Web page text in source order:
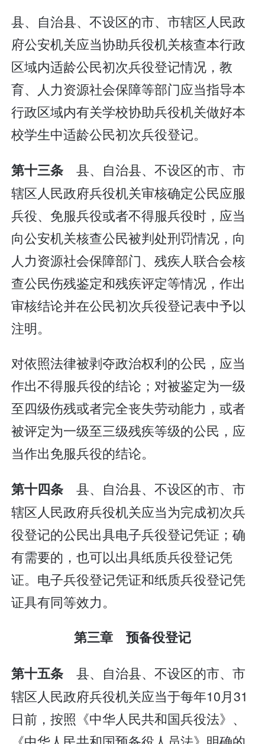
县、自治县、不设区的市、市辖区人民政
府公安机关应当协助兵役机关核查本行政
区域内适龄公民初次兵役登记情况，教
育、人力资源社会保障等部门应当指导本
行政区域内有关学校协助兵役机关做好本
校学生中适龄公民初次兵役登记。
第十三条县、自治县、不设区的市、市
辖区人民政府兵役机关审核确定公民应服
兵役、免服兵役或者不得服兵役时，应当
向公安机关核查公民被判处刑罚情况，向
人力资源社会保障部门、残疾人联合会核
查公民伤残鉴定和残疾评定等情况，作出
审核结论并在公民初次兵役登记表中予以
注明。
对依照法律被剥夺政治权利的公民，应当
作出不得服兵役的结论；对被鉴定为一级
至四级伤残或者完全丧失劳动能力，或者
被评定为一级至三级残疾等级的公民，应
当作出免服兵役的结论。
第十四条县、自治县、不设区的市、市
辖区人民政府兵役机关应当为完成初次兵
役登记的公民出具电子兵役登记凭证；确
有需要的，也可以出具纸质兵役登记凭
证。电子兵役登记凭证和纸质兵役登记凭
证具有同等效力。
第三章 预备役登记
第十五条县、自治县、不设区的市、市
辖区人民政府兵役机关应当于每年10月31
日前，按照《中华人民共和国兵役法》、